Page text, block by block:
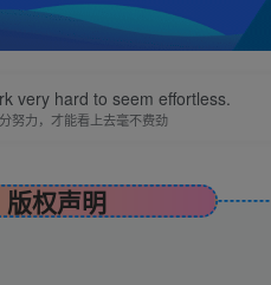
very hard to seem effortless.
努力，才能看上去毫不费劲
版权声明